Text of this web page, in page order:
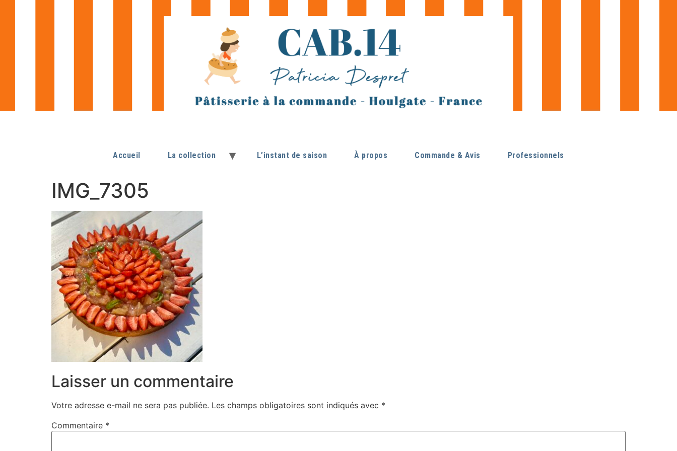
Accueil La collection L’instant de saison À propos Commande & Avis Professionnels
IMG_7305
Laisser un commentaire
Votre adresse e-mail ne sera pas publiée. Les champs obligatoires sont indiqués avec *
Commentaire *